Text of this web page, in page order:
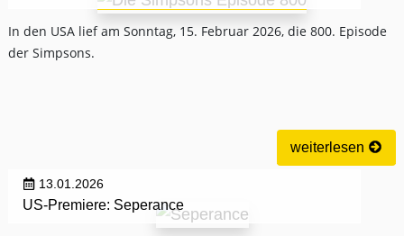
In den USA lief am Sonntag, 15. Februar 2026, die 800. Episode
der Simpsons.
weiterlesen
13.01.2026
US-Premiere: Seperance